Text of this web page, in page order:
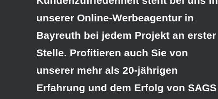
unserer Online-Werbeagentur in
Bayreuth bei jedem Projekt an erster
Stelle. Profitieren auch Sie von
unserer mehr als 20-jährigen
Erfahrung und dem Erfolg von SAGS